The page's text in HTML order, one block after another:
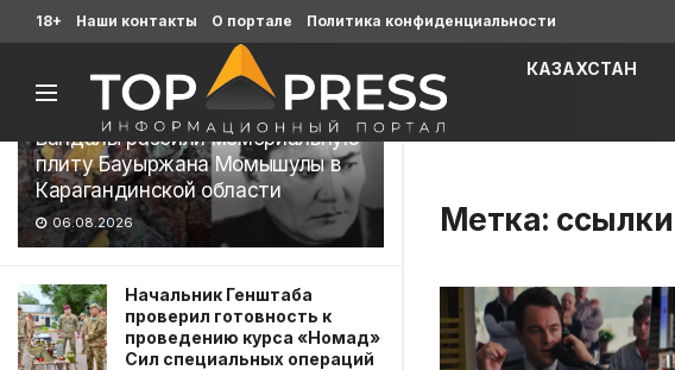
Последние
Вандалы разбили мемориальную
плиту Бауыржана Момышулы в
Карагандинской области
06.08.2026
Начальник Генштаба
проверил готовность к
проведению курса «Номад»
Сил специальных операций
18+ Наши контакты О портале Политика конфиденциальности
КАЗАХСТАН
Метка: ссылки